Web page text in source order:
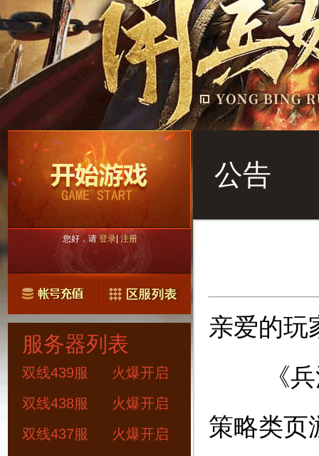
您好，请登录|注册
服务器列表
双线439服
火爆开启
双线438服
火爆开启
双线437服
火爆开启
公告
亲爱的玩
《兵法
策略类页